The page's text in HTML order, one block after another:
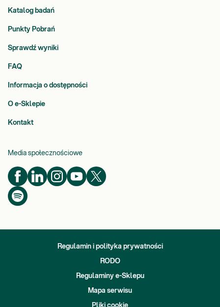
Katalog badań
Punkty Pobrań
Sprawdź wyniki
FAQ
Informacja o dostępności
O e-Sklepie
Kontakt
Media społecznościowe
Regulamin i polityka prywatności
RODO
Regulaminy e-Sklepu
Mapa serwisu
Pliki cookie